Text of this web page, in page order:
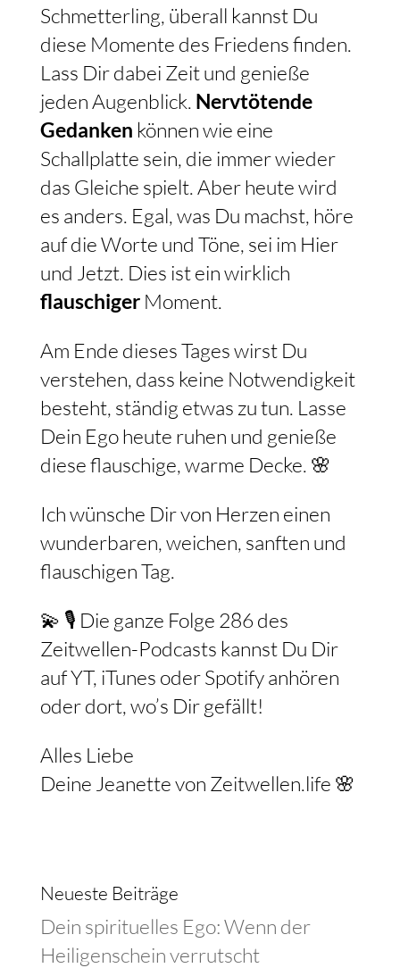
Schmetterling, überall kannst Du
diese Momente des Friedens finden.
Lass Dir dabei Zeit und genieße
jeden Augenblick. Nervtötende
Gedanken können wie eine
Schallplatte sein, die immer wieder
das Gleiche spielt. Aber heute wird
es anders. Egal, was Du machst, höre
auf die Worte und Töne, sei im Hier
und Jetzt. Dies ist ein wirklich
flauschigerMoment.
Am Ende dieses Tages wirst Du
verstehen, dass keine Notwendigkeit
besteht, ständig etwas zu tun. Lasse
Dein Ego heute ruhen und genieße
diese flauschige, warme Decke. 🌸
Ich wünsche Dir von Herzen einen
wunderbaren, weichen, sanften und
flauschigen Tag.
💫 🎙️ Die ganze Folge 286 des
Zeitwellen-Podcasts kannst Du Dir
auf YT, iTunes oder Spotify anhören
oder dort, wo’s Dir gefällt!
Alles Liebe
Deine Jeanette von Zeitwellen.life 🌸
Neueste Beiträge
Dein spirituelles Ego: Wenn der
Heiligenschein verrutscht